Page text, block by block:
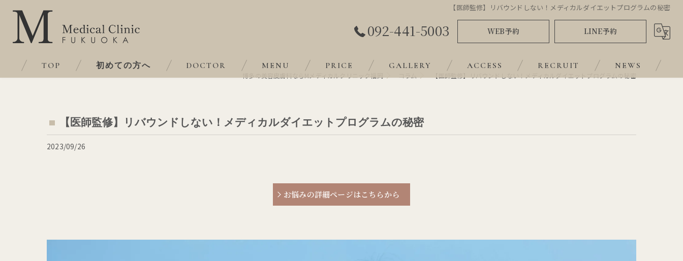
【医師監修】リバウンドしない！メディカルダイエットプログラムの秘密
092-441-5003 WEB予約 LINE予約
TOP 初めての方へ DOCTOR MENU PRICE GALLERY ACCESS RECRUIT NEWS
【医師監修】リバウンドしない！メディカルダイエットプログラムの秘密
2023/09/26
お悩みの詳細ページはこちらから